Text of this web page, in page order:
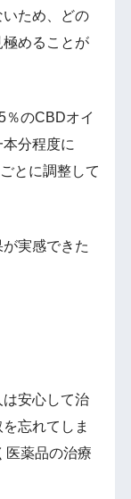
ため、どの
極めることが
％のCBDオイ
分程度に
とに調整して
実感できた
安心して治
忘れてしま
医薬品の治療